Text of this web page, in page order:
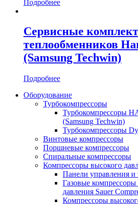
Подробнее
Сервисные
теплообменников
(Samsung Techwin)
Подробнее
Оборудование
Турбокомпрессоры
Турбокомпрессоры
(Samsung Techwin)
Турбокомпрессоры
Винтовые компрессоры
Поршневые компрессоры
Спиральные компрессоры
Компрессоры высокого
Панели управления и
Газовые
давления Sauer
Компрессоры